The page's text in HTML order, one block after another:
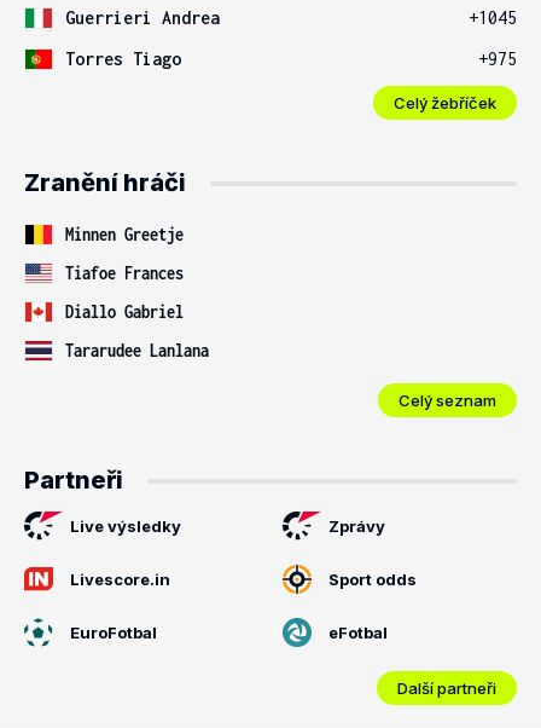
Guerrieri Andrea
+1045
Torres Tiago
+975
Celý žebříček
Zranění hráči
Minnen Greetje
Tiafoe Frances
Diallo Gabriel
Tararudee Lanlana
Celý seznam
Partneři
Live výsledky Zprávy
Livescore.in Sport odds
EuroFotbal eFotbal
Další partneři